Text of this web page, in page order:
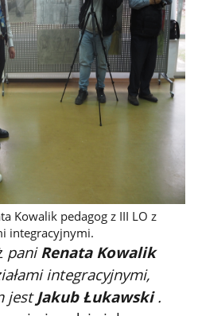
Kowalik pedagog z III LO z
integracyjnymi.
paniRenata Kowalik
integracyjnymi,
jestJakub Łukawski.